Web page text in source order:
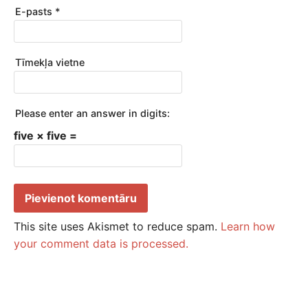
E-pasts *
Tīmekļa vietne
Please enter an answer in digits:
five × five =
This site uses Akismet to reduce spam. Learn how
your comment data is processed.